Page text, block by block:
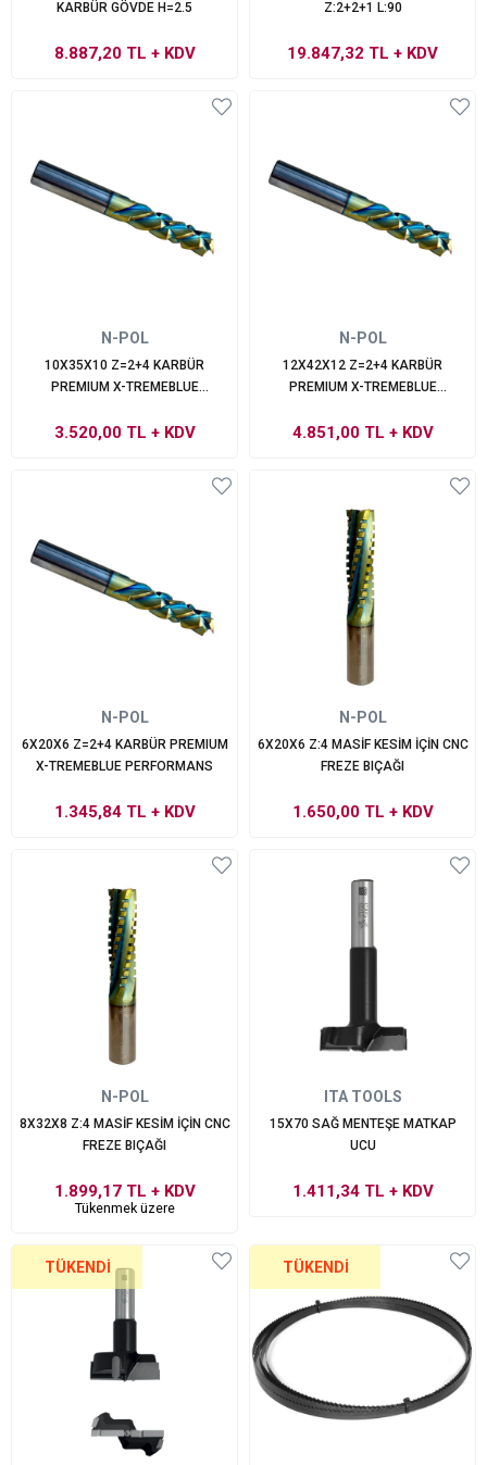
KARBÜR GÖVDE H=2.5
8.887,20 TL + KDV
Z:2+2+1 L:90
19.847,32 TL + KDV
N-POL
10X35X10 Z=2+4 KARBÜR
PREMIUM X-TREMEBLUE
3.520,00 TL + KDV
N-POL
12X42X12 Z=2+4 KARBÜR
PREMIUM X-TREMEBLUE
4.851,00 TL + KDV
N-POL
6X20X6 Z=2+4 KARBÜR PREMIUM
X-TREMEBLUE PERFORMANS
1.345,84 TL + KDV
N-POL
6X20X6 Z:4 MASİF KESİM İÇİN CNC
FREZE BIÇAĞI
1.650,00 TL + KDV
N-POL
8X32X8 Z:4 MASİF KESİM İÇİN CNC
FREZE BIÇAĞI
1.899,17 TL + KDV
Tükenmek üzere
ITA TOOLS
15X70 SAĞ MENTEŞE MATKAP
UCU
1.411,34 TL + KDV
TÜKENDI TÜKENDI